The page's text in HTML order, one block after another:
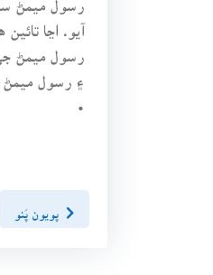
آيو. اڃا
رسول ميمڻ
۽ رسول ميمڻ
پويون پَنو